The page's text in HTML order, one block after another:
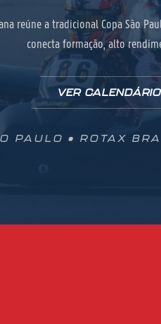
reúne a tradicional Copa São
conecta formação, alto
VER CALENDÁRIO
PAULO • ROTAX